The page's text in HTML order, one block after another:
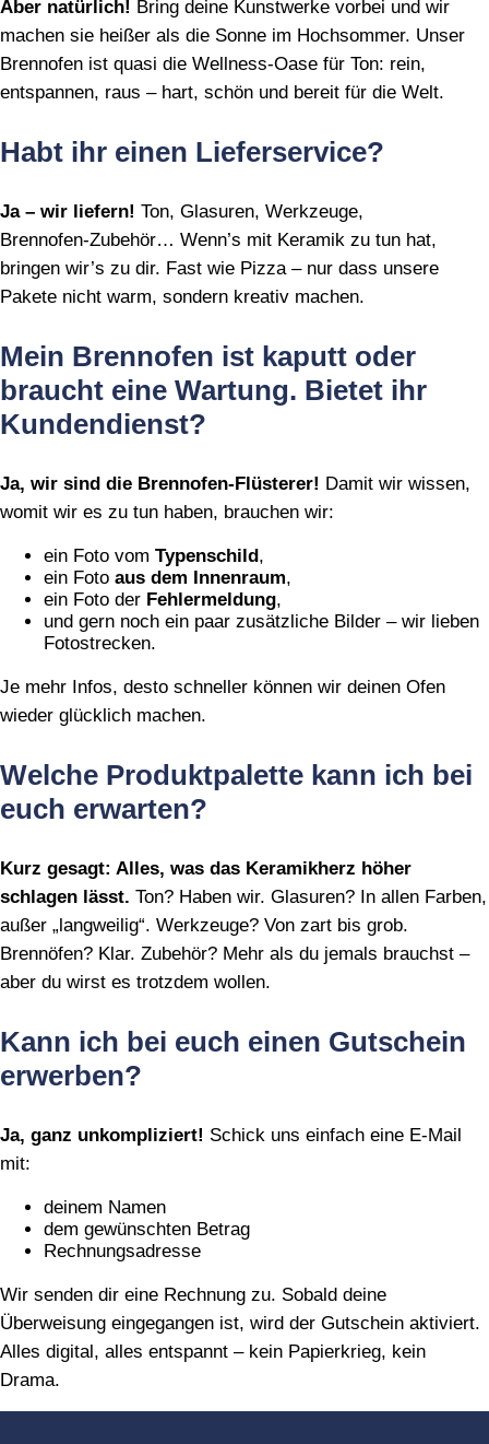
Aber natürlich! Bring deine Kunstwerke vorbei und wir
machen sie heißer als die Sonne im Hochsommer. Unser
Brennofen ist quasi die Wellness‑Oase für Ton: rein,
entspannen, raus – hart, schön und bereit für die Welt.
Habt ihr einen Lieferservice?
Ja – wir liefern! Ton, Glasuren, Werkzeuge,
Brennofen‑Zubehör… Wenn’s mit Keramik zu tun hat,
bringen wir’s zu dir. Fast wie Pizza – nur dass unsere
Pakete nicht warm, sondern kreativ machen.
Mein Brennofen ist kaputt oder
braucht eine Wartung. Bietet ihr
Kundendienst?
Ja, wir sind die Brennofen‑Flüsterer! Damit wir wissen,
womit wir es zu tun haben, brauchen wir:
ein Foto vom Typenschild,
ein Foto aus dem Innenraum,
ein Foto der Fehlermeldung,
und gern noch ein paar zusätzliche Bilder – wir lieben
Fotostrecken.
Je mehr Infos, desto schneller können wir deinen Ofen
wieder glücklich machen.
Welche Produktpalette kann ich bei
euch erwarten?
Kurz gesagt: Alles, was das Keramikherz höher
schlagen lässt. Ton? Haben wir. Glasuren? In allen Farben,
außer „langweilig“. Werkzeuge? Von zart bis grob.
Brennöfen? Klar. Zubehör? Mehr als du jemals brauchst –
aber du wirst es trotzdem wollen.
Kann ich bei euch einen Gutschein
erwerben?
Ja, ganz unkompliziert! Schick uns einfach eine E‑Mail
mit:
deinem Namen
dem gewünschten Betrag
Rechnungsadresse
Wir senden dir eine Rechnung zu. Sobald deine
Überweisung eingegangen ist, wird der Gutschein aktiviert.
Alles digital, alles entspannt – kein Papierkrieg, kein
Drama.